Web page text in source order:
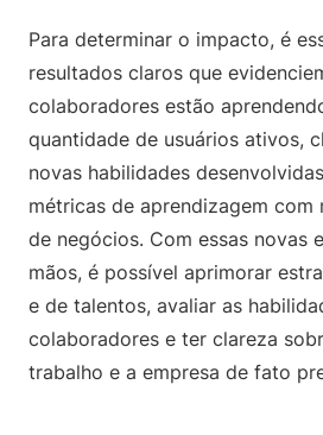
Para determinar o impacto, é
resultados claros que
colaboradores estão
quantidade de usuários ativos,
novas habilidades
métricas de aprendizagem com
de negócios. Com essas novas
mãos, é possível aprimorar
e de talentos, avaliar as
colaboradores e ter clareza
trabalho e a empresa de fato